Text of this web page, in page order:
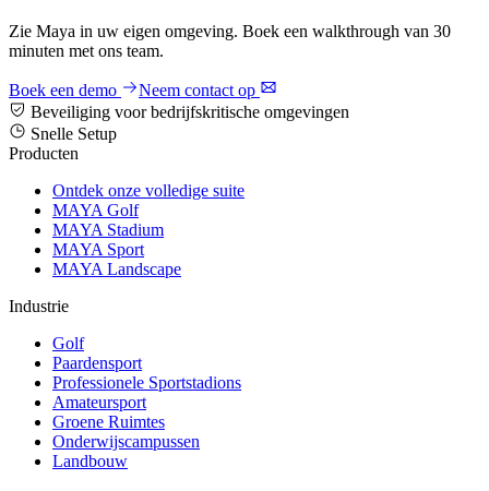
Zie Maya in uw eigen omgeving. Boek een walkthrough van 30
minuten met ons team.
Boek een demo
Neem contact op
Beveiliging voor bedrijfskritische omgevingen
Snelle Setup
Producten
Ontdek onze volledige suite
MAYA Golf
MAYA Stadium
MAYA Sport
MAYA Landscape
Industrie
Golf
Paardensport
Professionele Sportstadions
Amateursport
Groene Ruimtes
Onderwijscampussen
Landbouw